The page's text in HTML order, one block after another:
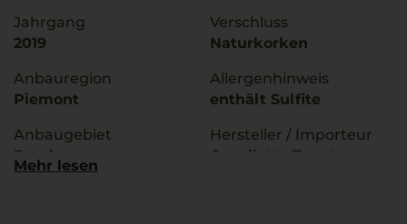
Jahrgang
2019
Anbauregion
Piemont
Anbaugebiet
Barolo
Verschluss
Naturkorken
Allergenhinweis
enthält Sulfite
Hersteller / Importeur
Cavallotto Tenuta
Mehr lesen